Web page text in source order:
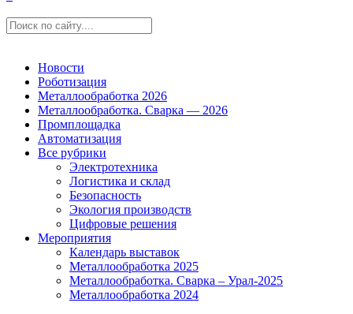
Новости
Роботизация
Металлообработка 2026
Металлообработка. Сварка — 2026
Промплощадка
Автоматизация
Все рубрики
Электротехника
Логистика и склад
Безопасность
Экология производств
Цифровые решения
Мероприятия
Календарь выставок
Металлообработка 2025
Металлообработка. Сварка – Урал-2025
Металлообработка 2024